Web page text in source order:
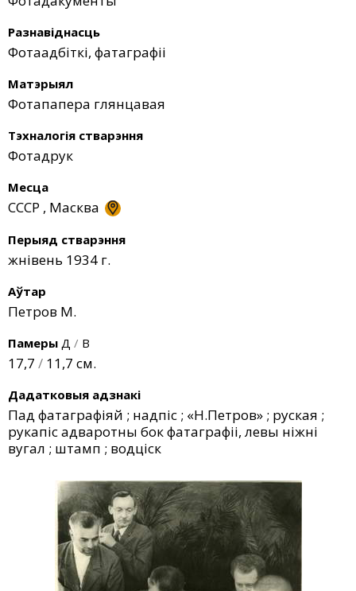
Разнавіднасць
Фотаадбіткі, фатаграфіі
Матэрыял
Фотапапера глянцавая
Тэхналогія стварэння
Фотадрук
Месца
СССР , Масква
Перыяд стварэння
жнівень 1934 г.
Аўтар
Петров М.
Памеры Д / В
17,7 / 11,7 см.
Дадатковыя адзнакі
Пад фатаграфіяй ; надпіс ; «Н.Петров» ; руская ;
рукапіс адваротны бок фатаграфіі, левы ніжні
вугал ; штамп ; водціск